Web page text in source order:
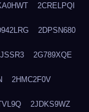
2CRELPQI
2DPSN680
2G789XQE
2HMC2F0V
2JDKS9WZ